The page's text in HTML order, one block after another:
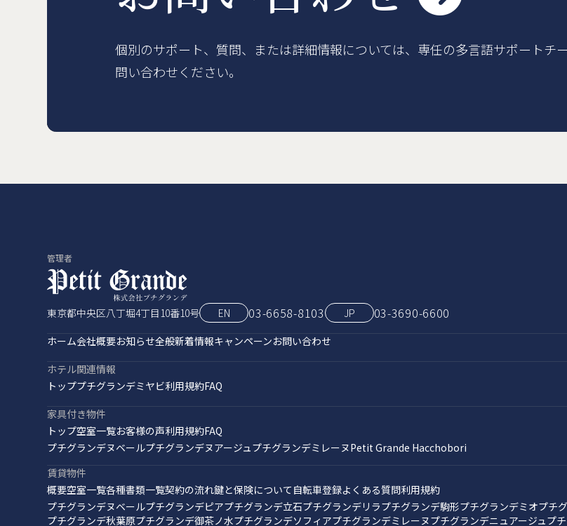
個別のサポート、質問、または詳細情報については、専任の多言語サポートチ
問い合わせください。
管理者
東京都中央区八丁堀4丁目10番10号 EN 03-6658-8103 JP 03‑3690‑6600
ホーム会社概要お知らせ全般新着情報キャンペーンお問い合わせ
ホテル関連情報
トッププチグランデミヤビ利用規約FAQ
家具付き物件
トップ空室一覧お客様の声利用規約FAQ
プチグランデヌベールプチグランデヌアージュプチグランデミレーヌPetit Grande Hacchobori
賃貸物件
概要空室一覧各種書類一覧契約の流れ鍵と保険について 自転車登録よくある質問利用規約
プチグランデヌベールプチグランデピアプチグランデ立石プチグランデリラプチグランデ駒形プチグランデミオプチ
プチグランデ秋葉原プチグランデ御茶ノ水プチグランデソフィアプチグランデミレーヌプチグランデニュアージュプ